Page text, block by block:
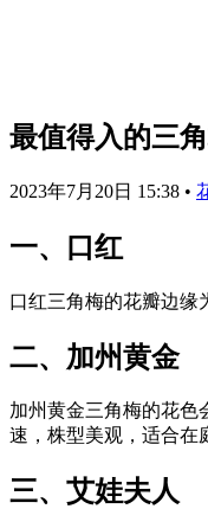
最值得入的三
2023年7月20日 15:38 •
一、口红
口红三角梅的花瓣边缘
二、加州黄金
加州黄金三角梅的花色
速，株型美观，适合在
三、艾娃夫人